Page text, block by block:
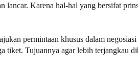
lancar. Karena hal-hal yang bersifat
permintaan khusus dalam
tiket. Tujuannya agar lebih terjangkau